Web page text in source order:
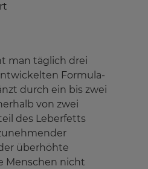
man täglich drei
Formula-
durch ein bis zwei
von zwei
des Leberfetts
überhöhte
Menschen nicht